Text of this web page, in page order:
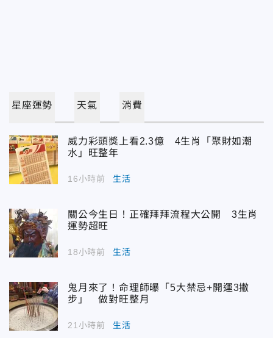
星座運勢 天氣 消費
威力彩頭獎上看2.3億 4生肖「聚財如潮
水」旺整年
16小時前 生活
關公今生日！正確拜拜流程大公開 3生肖
運勢超旺
18小時前 生活
鬼月來了！命理師曝「5大禁忌+開運3撇
步」 做對旺整月
21小時前 生活